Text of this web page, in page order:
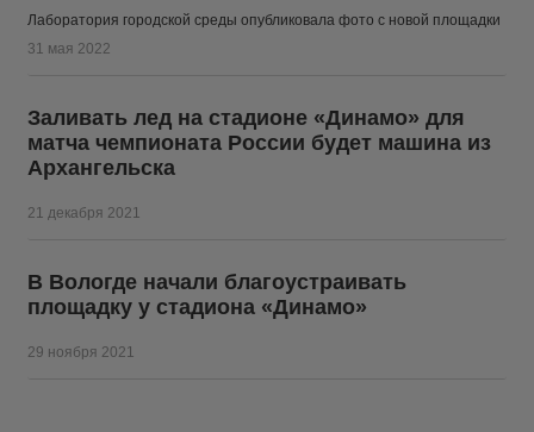
Лаборатория городской среды опубликовала фото с новой площадки
31 мая 2022
Заливать лед на стадионе «Динамо» для
матча чемпионата России будет машина из
Архангельска
21 декабря 2021
В Вологде начали благоустраивать
площадку у стадиона «Динамо»
29 ноября 2021